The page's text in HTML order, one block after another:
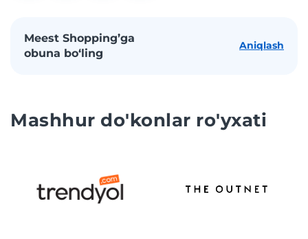
Meest Shopping’ga
obuna bo‘ling
Aniqlash
Mashhur do'konlar ro'yxati